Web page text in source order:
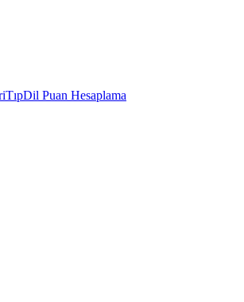
TıpDil Puan Hesaplama